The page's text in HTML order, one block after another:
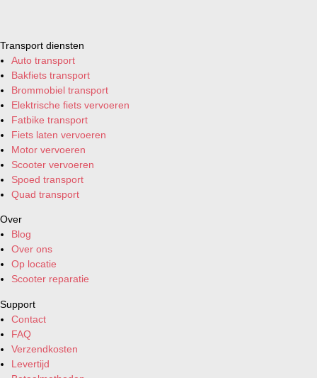
Transport diensten
Auto transport
Bakfiets transport
Brommobiel transport
Elektrische fiets vervoeren
Fatbike transport
Fiets laten vervoeren
Motor vervoeren
Scooter vervoeren
Spoed transport
Quad transport
Over
Blog
Over ons
Op locatie
Scooter reparatie
Support
Contact
FAQ
Verzendkosten
Levertijd